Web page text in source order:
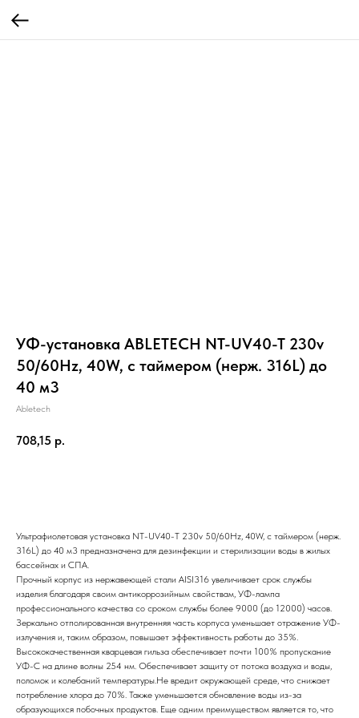
УФ-установка ABLETECH NT-UV40-T 230v
50/60Hz, 40W, c таймером (нерж. 316L) до
40 м3
Abletech
708,15 р.
Ультрафиолетовая установка NT-UV40-T 230v 50/60Hz, 40W, с таймером (нерж.
316L) до 40 м3 предназначена для дезинфекции и стерилизации воды в жилых
бассейнах и СПА.
Прочный корпус из нержавеющей стали AISI316 увеличивает срок службы
изделия благодаря своим антикоррозийным свойствам, УФ-лампа
профессионального качества со сроком службы более 9000 (до 12000) часов.
Зеркально отполированная внутренняя часть корпуса уменьшает отражение УФ-
излучения и, таким образом, повышает эффективность работы до 35%.
Высококачественная кварцевая гильза обеспечивает почти 100% пропускание
УФ-С на длине волны 254 нм. Обеспечивает защиту от потока воздуха и воды,
поломок и колебаний температуры.Не вредит окружающей среде, что снижает
потребление хлора до 70%. Также уменьшается обновление воды из-за
образующихся побочных продуктов. Еще одним преимуществом является то, что